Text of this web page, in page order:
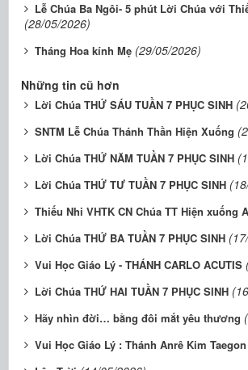
Lễ Chúa Ba Ngôi- 5 phút Lời Chúa với
(28/05/2026)
Tháng Hoa kính Mẹ (29/05/2026)
Những tin cũ hơn
Lời Chúa THỨ SÁU TUẦN 7 PHỤC SINH
SNTM Lễ Chúa Thánh Thần Hiện Xuống
Lời Chúa THỨ NĂM TUẦN 7 PHỤC SINH
Lời Chúa THỨ TƯ TUẦN 7 PHỤC SINH
Thiếu Nhi VHTK CN Chúa TT Hiện xuống A
Lời Chúa THỨ BA TUẦN 7 PHỤC SINH
Vui Học Giáo Lý - THÁNH CARLO ACUTIS
Lời Chúa THỨ HAI TUẦN 7 PHỤC SINH
Hãy nhìn đời… bằng đôi mắt yêu thương
Vui Học Giáo Lý : Thánh Anrê Kim Taegon